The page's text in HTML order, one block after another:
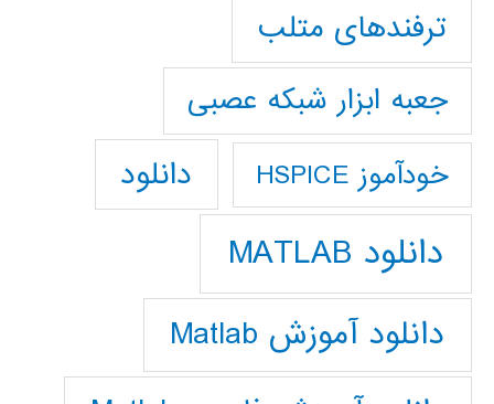
ترفندهای متلب
جعبه ابزار شبکه عصبی
خودآموز HSPICE دانلود
دانلود MATLAB
دانلود آموزش Matlab